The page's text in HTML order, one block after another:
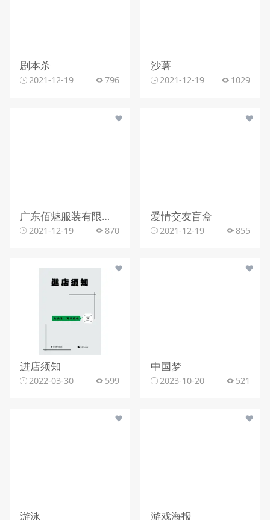
剧本杀
2021-12-19 796
沙薯
2021-12-19 1029
广东佰魅服装有限公司
2021-12-19 870
爱情交友盲盒
2021-12-19 855
进店须知
2022-03-30 599
中国梦
2023-10-20 521
游泳 游戏海报